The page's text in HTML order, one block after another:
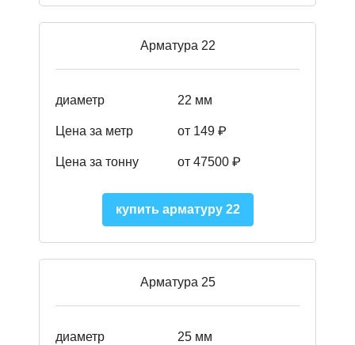
Арматура 22
диаметр 22 мм
Цена за метр от 149 ₽
Цена за тонну от 47500 ₽
купить арматуру 22
Арматура 25
диаметр 25 мм